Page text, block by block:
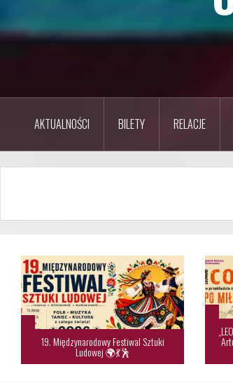
AKTUALNOŚCI BILETY RELACJE
19. Międzynarodowy Festiwal Sztuki
Ludowej 🌍💃🕺